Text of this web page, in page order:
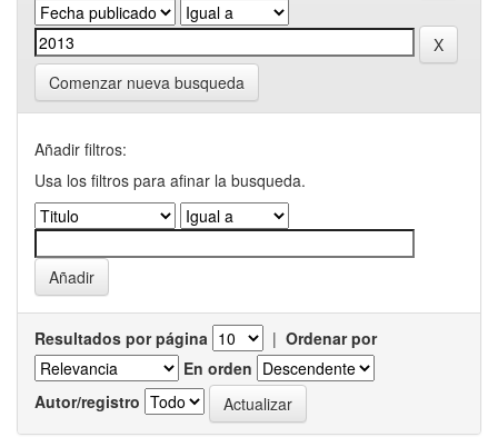
Comenzar nueva busqueda
Añadir filtros:
Usa los filtros para afinar la busqueda.
Resultados por página | Ordenar por
En orden
Autor/registro